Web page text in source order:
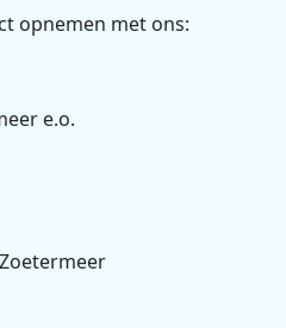
opnemen met ons:
e.o.